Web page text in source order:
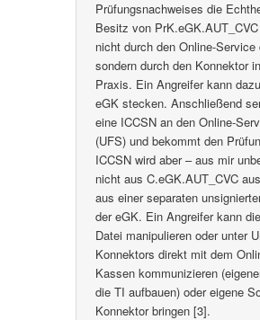
Prüfungsnachweises die
Besitz von
nicht durch den Online-
sondern durch den Konnektor
Praxis. Ein Angreifer kann
eGK stecken. Anschließend
eine ICCSN an den Online-
(UFS) und bekommt den
ICCSN wird aber – aus mir
nicht aus C.eGK.AUT_CVC
aus einer separaten
der eGK. Ein Angreifer kann
Datei manipulieren oder unter
Konnektors direkt mit dem
Kassen kommunizieren
die TI aufbauen) oder eigene
Konnektor bringen [3].